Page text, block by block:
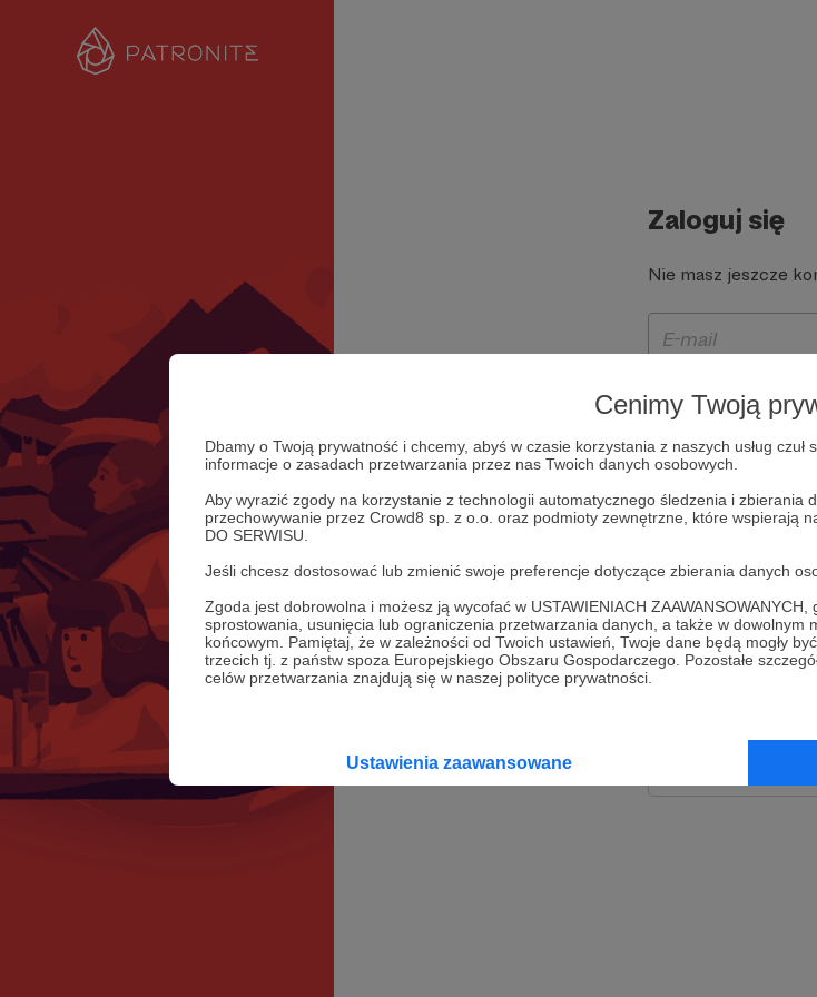
Cenimy Twoją
Dbamy o Twoją prywatność i chcemy, abyś w czasie korzystania z naszych usług
informacje o zasadach przetwarzania przez nas Twoich danych osobowych.
Aby wyrazić zgody na korzystanie z technologii automatycznego śledzenia i
przechowywanie przez Crowd8 sp. z o.o. oraz podmioty zewnętrzne, które wspierają
DO SERWISU.
Jeśli chcesz dostosować lub zmienić swoje preferencje dotyczące zbierania danych
Zgoda jest dobrowolna i możesz ją wycofać w USTAWIENIACH
sprostowania, usunięcia lub ograniczenia przetwarzania danych, a także w
końcowym. Pamiętaj, że w zależności od Twoich ustawień, Twoje dane będą mogły
trzecich tj. z państw spoza Europejskiego Obszaru Gospodarczego. Pozostałe
celów przetwarzania znajdują się w naszej polityce prywatności.
Ustawienia zaawansowane
Zaloguj się
Nie masz jeszcze
Zapamiętaj mnie